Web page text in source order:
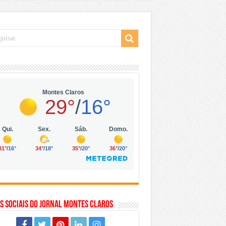
Vila Olímpia, em São Paulo
mil no digital
eólica e hidrogênio verde
Sociais do Jornal Montes Claros